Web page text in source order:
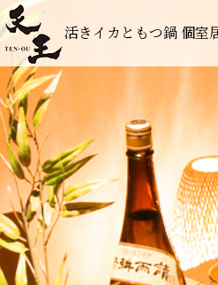
活きイカともつ鍋 個室